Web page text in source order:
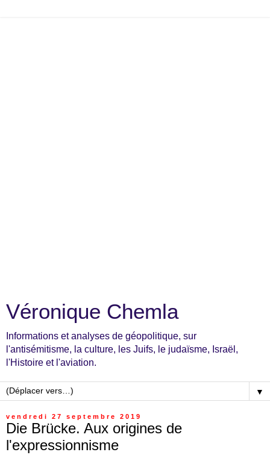
Véronique Chemla
Informations et analyses de géopolitique, sur
l'antisémitisme, la culture, les Juifs, le judaïsme, Israël,
l'Histoire et l'aviation.
▼
vendredi 27 septembre 2019
Die Brücke. Aux origines de
l'expressionnisme